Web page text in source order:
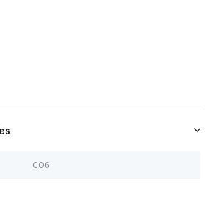
GO6